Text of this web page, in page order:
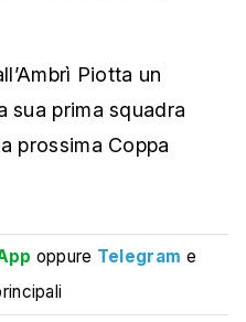
Piotta un
sua prima squadra
prossima Coppa
oppure Telegram e